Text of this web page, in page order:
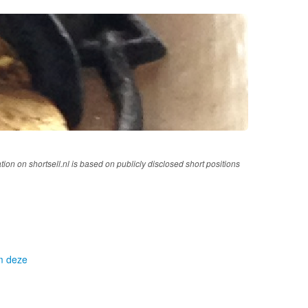
on shortsell.nl is based on publicly disclosed short positions
deze